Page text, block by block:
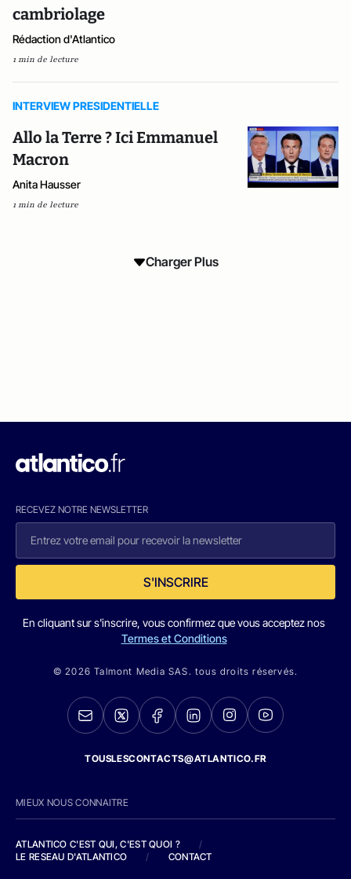
cambriolage
Rédaction d'Atlantico
1 min de lecture
INTERVIEW PRESIDENTIELLE
Allo la Terre ? Ici Emmanuel
Macron
Anita Hausser
1 min de lecture
Charger Plus
RECEVEZ NOTRE NEWSLETTER
S'INSCRIRE
En cliquant sur s'inscrire, vous confirmez que vous acceptez nos
Termes et Conditions
© 2026 Talmont Media SAS. tous droits réservés.
TOUSLESCONTACTS@ATLANTICO.FR
MIEUX NOUS CONNAITRE
ATLANTICO C'EST QUI, C'EST QUOI ?
/
LE RESEAU D'ATLANTICO
/ CONTACT